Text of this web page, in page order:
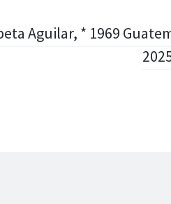
Aguilar, * 1969